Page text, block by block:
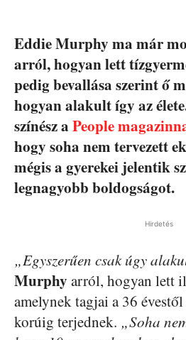
Eddie Murphy ma már
arról, hogyan lett
pedig bevallása szerint ő
hogyan alakult így az
színész a People
hogy soha nem tervezett
mégis a gyerekei jelentik
legnagyobb boldogságot.
Hirdetés
„Egyszerűen csak úgy
Murphy arról, hogyan lett
amelynek tagjai a 36 évestől
korúig terjednek. „Soha